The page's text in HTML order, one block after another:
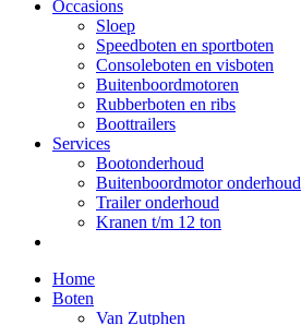
Occasions
Sloep
Speedboten en sportboten
Consoleboten en visboten
Buitenboordmotoren
Rubberboten en ribs
Boottrailers
Services
Bootonderhoud
Buitenboordmotor onderhoud
Trailer onderhoud
Kranen t/m 12 ton
Home
Boten
Van Zutphen